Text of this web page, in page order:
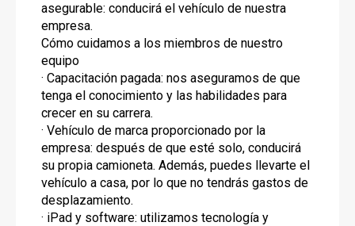
asegurable: conducirá el vehículo de nuestra
empresa.
Cómo cuidamos a los miembros de nuestro
equipo
· Capacitación pagada: nos aseguramos de que
tenga el conocimiento y las habilidades para
crecer en su carrera.
· Vehículo de marca proporcionado por la
empresa: después de que esté solo, conducirá
su propia camioneta. Además, puedes llevarte el
vehículo a casa, por lo que no tendrás gastos de
desplazamiento.
· iPad y software: utilizamos tecnología y